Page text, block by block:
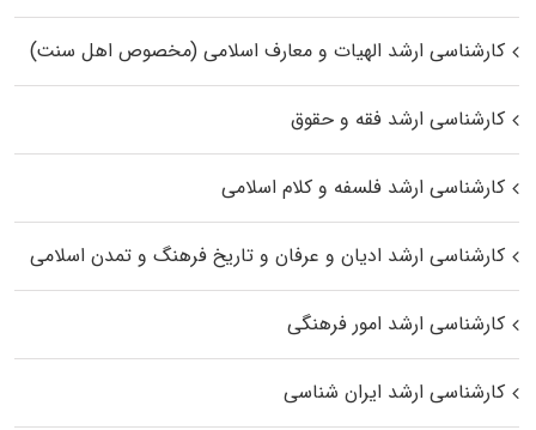
کارشناسی ارشد الهیات و معارف اسلامی (مخصوص اهل سنت)
کارشناسی ارشد فقه و حقوق
کارشناسی ارشد فلسفه و کلام اسلامی
کارشناسی ارشد ادیان و عرفان و تاریخ فرهنگ و تمدن اسلامی
کارشناسی ارشد امور فرهنگی
کارشناسی ارشد ایران شناسی